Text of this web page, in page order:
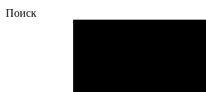
Поиск